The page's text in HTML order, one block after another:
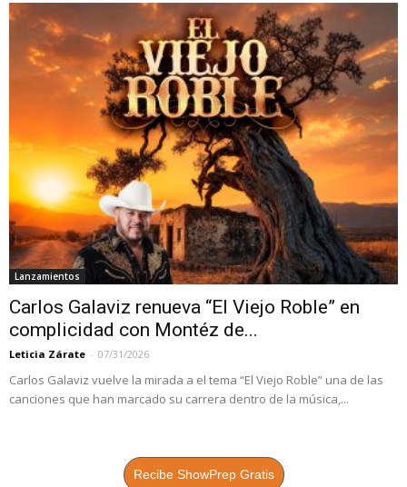
Lanzamientos
Carlos Galaviz renueva “El Viejo Roble” en
complicidad con Montéz de...
Leticia Zárate - 07/31/2026
Carlos Galaviz vuelve la mirada a el tema “El Viejo Roble” una de las
canciones que han marcado su carrera dentro de la música,...
Recibe ShowPrep Gratis